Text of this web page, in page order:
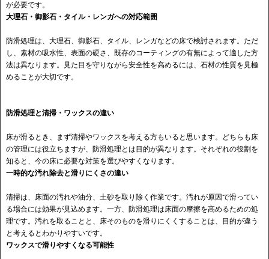
が必要です。
大理石・御影石・タイル・レンガへの対応範囲
防滑処理は、大理石、御影石、タイル、レンガなどの床で検討されます。ただ
し、素材の吸水性、表面の硬さ、既存のコーティングの有無によって適した方
法は異なります。見た目を守りながら安全性を高めるには、石材の性質を見極
めることが大切です。
防滑処理と清掃・ワックスの違い
床が滑るとき、まず清掃やワックスを考える方もいると思います。どちらも床
の管理には役立ちますが、防滑処理とは目的が異なります。それぞれの役割を
知ると、今の床に必要な対策を選びやすくなります。
一時的な汚れ除去と滑りにくさの違い
清掃は、床面の汚れや油分、土砂を取り除く作業です。汚れが原因で滑ってい
る場合には効果が見込めます。一方、防滑処理は床面の摩擦を高めるための処
理です。汚れを取ることと、床そのものを滑りにくくすることは、目的が違う
と考えるとわかりやすいです。
ワックスで滑りやすくなる可能性